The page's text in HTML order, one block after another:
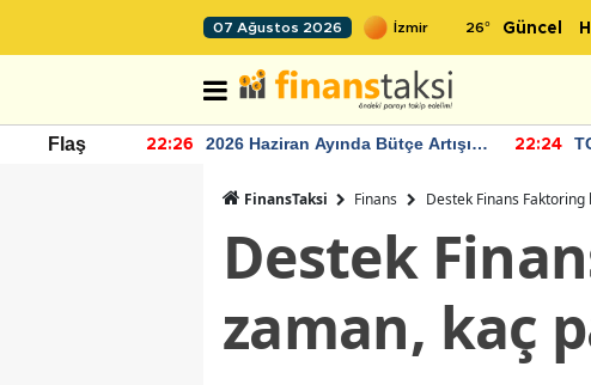
07 Ağustos 2026 26° Güncel
Flaş 22:26
2026 Haziran Ayında Bütçe Artışı
22:24
FinansTaksi Finans Destek Finans
Destek
zaman, kaç